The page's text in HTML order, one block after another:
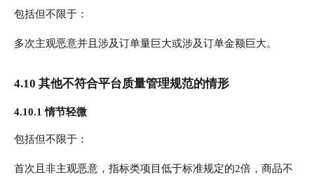
包括但不限于：
多次主观恶意并且涉及订单量巨大或涉及订单金额巨大。
4.10 其他不符合平台质量管理规范的情形
4.10.1 情节轻微
包括但不限于：
首次且非主观恶意，指标类项目低于标准规定的2倍，商品不